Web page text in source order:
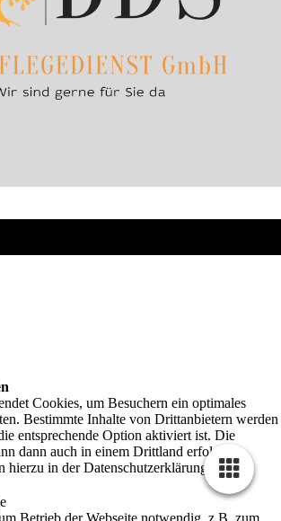
Cookies, um Besuchern ein optimales
Bestimmte Inhalte von Drittanbietern werden
entsprechende Option aktiviert ist. Die
dann auch in einem Drittland erfolgen.
hierzu in der Datenschutzerklärung.
Betrieb der Webseite notwendig, z.B. zum